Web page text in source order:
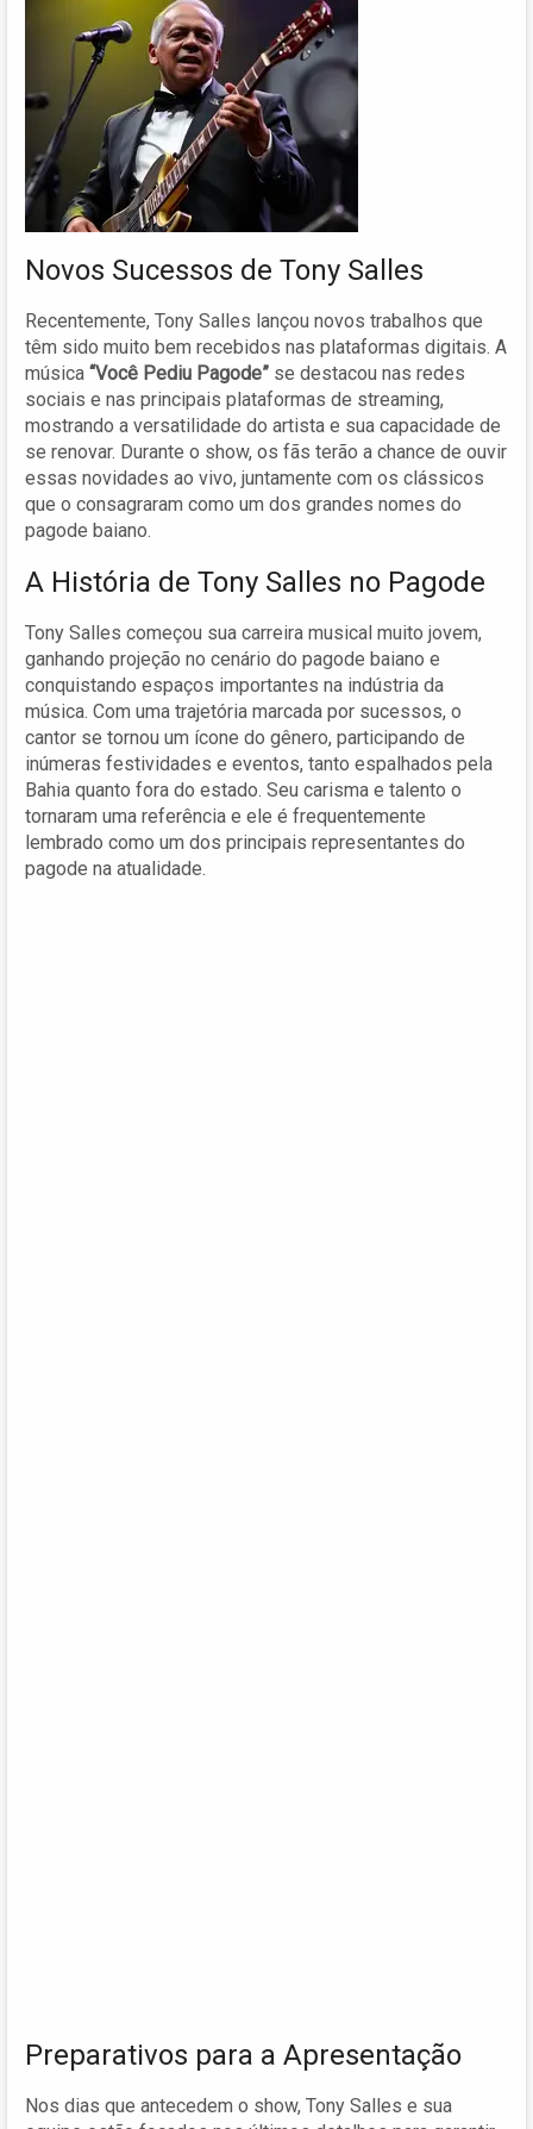
Novos Sucessos de Tony Salles
Recentemente, Tony Salles lançou novos trabalhos que
têm sido muito bem recebidos nas plataformas digitais. A
música “Você Pediu Pagode” se destacou nas redes
sociais e nas principais plataformas de streaming,
mostrando a versatilidade do artista e sua capacidade de
se renovar. Durante o show, os fãs terão a chance de ouvir
essas novidades ao vivo, juntamente com os clássicos
que o consagraram como um dos grandes nomes do
pagode baiano.
A História de Tony Salles no Pagode
Tony Salles começou sua carreira musical muito jovem,
ganhando projeção no cenário do pagode baiano e
conquistando espaços importantes na indústria da
música. Com uma trajetória marcada por sucessos, o
cantor se tornou um ícone do gênero, participando de
inúmeras festividades e eventos, tanto espalhados pela
Bahia quanto fora do estado. Seu carisma e talento o
tornaram uma referência e ele é frequentemente
lembrado como um dos principais representantes do
pagode na atualidade.
Preparativos para a Apresentação
Nos dias que antecedem o show, Tony Salles e sua